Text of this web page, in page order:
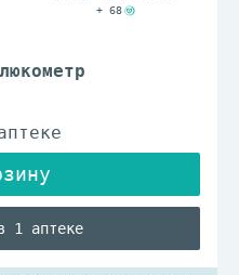
1 аптеке
+ 68